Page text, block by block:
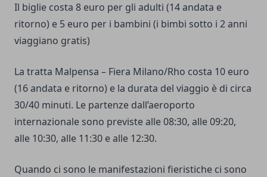
Il biglie costa 8 euro per gli adulti (14 andata e
ritorno) e 5 euro per i bambini (i bimbi sotto i 2 anni
viaggiano gratis)
La tratta Malpensa – Fiera Milano/Rho costa 10 euro
(16 andata e ritorno) e la durata del viaggio è di circa
30/40 minuti. Le partenze dall’aeroporto
internazionale sono previste alle 08:30, alle 09:20,
alle 10:30, alle 11:30 e alle 12:30.
Quando ci sono le manifestazioni fieristiche ci sono